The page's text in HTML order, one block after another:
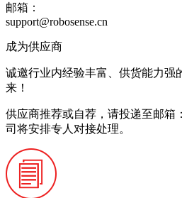
邮箱：
support@robosense.cn
成为供应商
诚邀行业内经验丰富、供货能力强
来！
供应商推荐或自荐，请投递至邮箱：
司将安排专人对接处理。